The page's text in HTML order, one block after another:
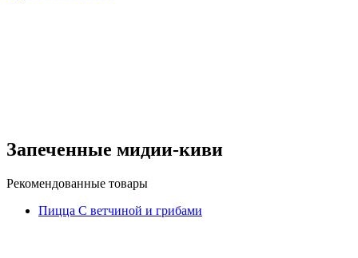
Запеченные мидии-киви
Рекомендованные товары
Пицца С ветчиной и грибами